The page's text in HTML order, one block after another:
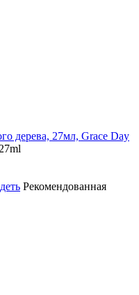
дерева, 27мл, Grace Day
Рекомендованная